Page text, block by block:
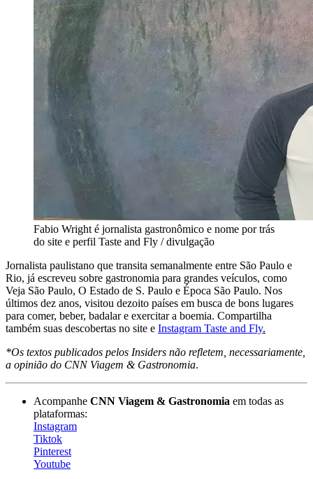
Fabio Wright é jornalista gastronômico e nome por trás
do site e perfil Taste and Fly / divulgação
Jornalista paulistano que transita semanalmente entre São Paulo e
Rio, já escreveu sobre gastronomia para grandes veículos, como
Veja São Paulo, O Estado de S. Paulo e Época São Paulo. Nos
últimos dez anos, visitou dezoito países em busca de bons lugares
para comer, beber, badalar e exercitar a boemia. Compartilha
também suas descobertas no site e Instagram Taste and Fly.
*Os textos publicados pelos Insiders não refletem, necessariamente,
a opinião do CNN Viagem & Gastronomia.
Acompanhe CNN Viagem & Gastronomia em todas as
plataformas:
Instagram
Tiktok
Pinterest
Youtube